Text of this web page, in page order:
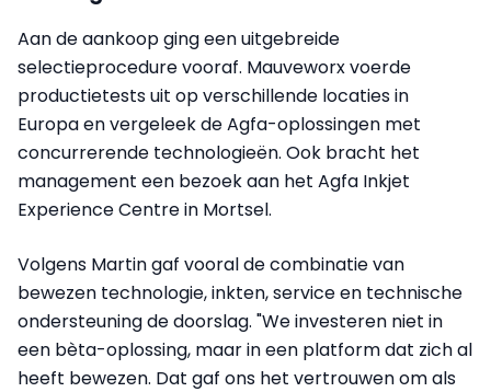
Aan de aankoop ging een uitgebreide
selectieprocedure vooraf. Mauveworx voerde
productietests uit op verschillende locaties in
Europa en vergeleek de Agfa-oplossingen met
concurrerende technologieën. Ook bracht het
management een bezoek aan het Agfa Inkjet
Experience Centre in Mortsel.
Volgens Martin gaf vooral de combinatie van
bewezen technologie, inkten, service en technische
ondersteuning de doorslag. "We investeren niet in
een bèta-oplossing, maar in een platform dat zich al
heeft bewezen. Dat gaf ons het vertrouwen om als